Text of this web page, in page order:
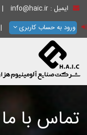
ایمیل : info@haic.ir
|
ورود به حساب کاربری
|
تماس با ما